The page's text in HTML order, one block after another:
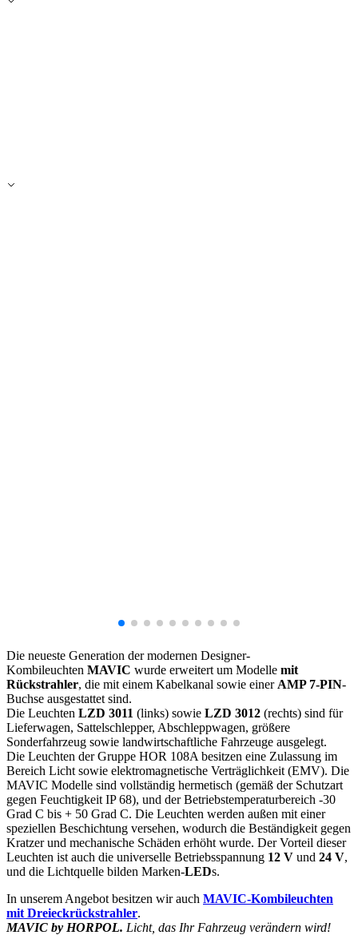
Die neueste Generation der modernen Designer-
Kombileuchten MAVIC wurde erweitert um Modelle mit
Rückstrahler, die mit einem Kabelkanal sowie einer AMP 7-PIN-
Buchse ausgestattet sind.
Die Leuchten LZD 3011 (links) sowie LZD 3012 (rechts) sind für
Lieferwagen, Sattelschlepper, Abschleppwagen, größere
Sonderfahrzeug sowie landwirtschaftliche Fahrzeuge ausgelegt.
Die Leuchten der Gruppe HOR 108A besitzen eine Zulassung im
Bereich Licht sowie elektromagnetische Verträglichkeit (EMV). Die
MAVIC Modelle sind vollständig hermetisch (gemäß der Schutzart
gegen Feuchtigkeit IP 68), und der Betriebstemperaturbereich -30
Grad C bis + 50 Grad C. Die Leuchten werden außen mit einer
speziellen Beschichtung versehen, wodurch die Beständigkeit gegen
Kratzer und mechanische Schäden erhöht wurde. Der Vorteil dieser
Leuchten ist auch die universelle Betriebsspannung 12 V und 24 V,
und die Lichtquelle bilden Marken-LEDs.
In unserem Angebot besitzen wir auch MAVIC-Kombileuchten
mit Dreieckrückstrahler.
MAVIC by HORPOL. Licht, das Ihr Fahrzeug verändern wird!